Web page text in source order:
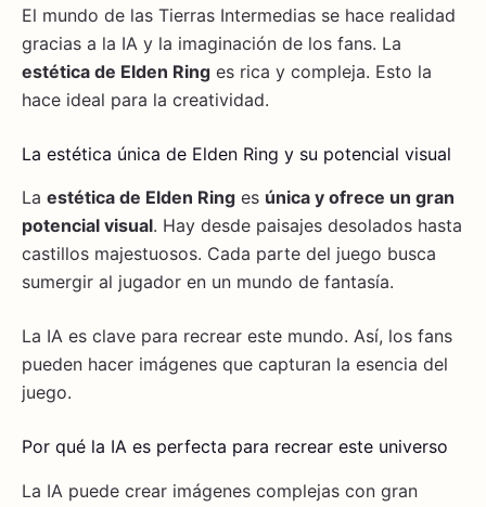
El mundo de las Tierras Intermedias se hace realidad
gracias a la IA y la imaginación de los fans. La
estética de Elden Ring es rica y compleja. Esto la
hace ideal para la creatividad.
La estética única de Elden Ring y su potencial visual
La estética de Elden Ring es única y ofrece un gran
potencial visual. Hay desde paisajes desolados hasta
castillos majestuosos. Cada parte del juego busca
sumergir al jugador en un mundo de fantasía.
La IA es clave para recrear este mundo. Así, los fans
pueden hacer imágenes que capturan la esencia del
juego.
Por qué la IA es perfecta para recrear este universo
La IA puede crear imágenes complejas con gran